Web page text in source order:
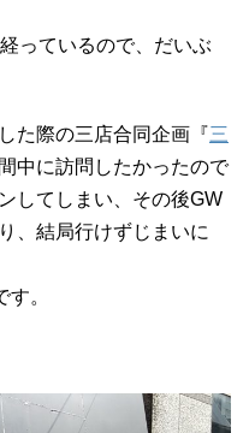
っているので、だいぶ
た際の三店合同企画『三
中に訪問したかったので
してしまい、その後GW
、結局行けずじまいに
。